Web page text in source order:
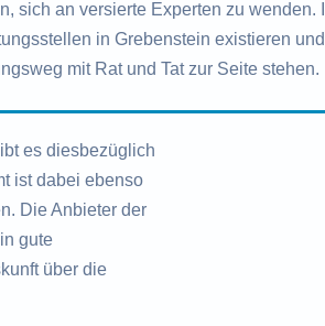
sich an versierte Experten zu wenden.
in Grebenstein existieren
mit Rat und Tat zur Seite stehen.
es diesbezüglich
ist dabei ebenso
Die Anbieter der
gute
über die